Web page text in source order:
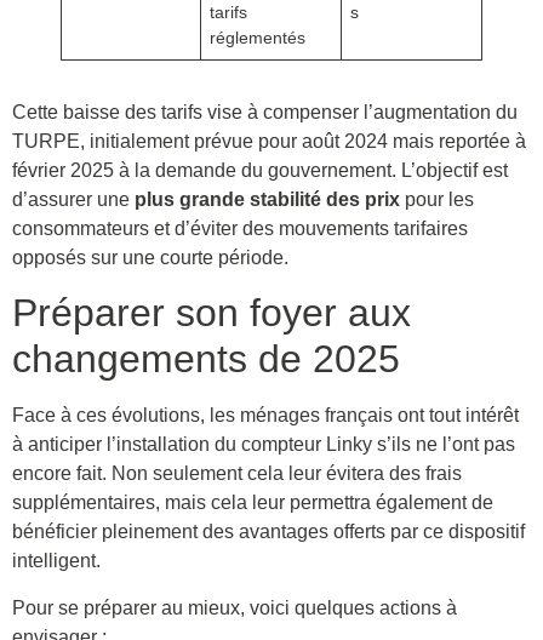
tarifs
réglementés
s
Cette baisse des tarifs vise à compenser l’augmentation du
TURPE, initialement prévue pour août 2024 mais reportée à
février 2025 à la demande du gouvernement. L’objectif est
d’assurer une plus grande stabilité des prix pour les
consommateurs et d’éviter des mouvements tarifaires
opposés sur une courte période.
Préparer son foyer aux
changements de 2025
Face à ces évolutions, les ménages français ont tout intérêt
à anticiper l’installation du compteur Linky s’ils ne l’ont pas
encore fait. Non seulement cela leur évitera des frais
supplémentaires, mais cela leur permettra également de
bénéficier pleinement des avantages offerts par ce dispositif
intelligent.
Pour se préparer au mieux, voici quelques actions à